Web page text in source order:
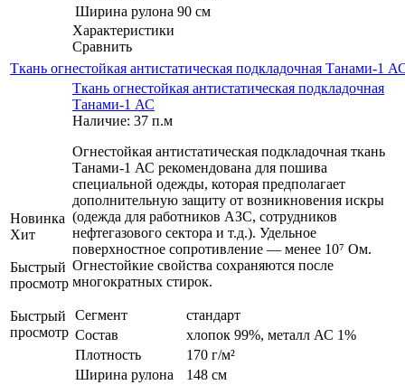
Ширина рулона 90 см
Характеристики
Сравнить
Ткань огнестойкая антистатическая подкладочная Танами-1
Новинка
Хит
Быстрый
просмотр
Быстрый
просмотр
Ткань огнестойкая антистатическая подкладочная
Танами-1 АС
Наличие: 37 п.м
Огнестойкая антистатическая подкладочная ткань
Танами-1 АС рекомендована для пошива
специальной одежды, которая предполагает
дополнительную защиту от возникновения искры
(одежда для работников АЗС, сотрудников
нефтегазового сектора и т.д.). Удельное
поверхностное сопротивление — менее 10⁷ Ом.
Огнестойкие свойства сохраняются после
многократных стирок.
Сегмент
стандарт
Состав
хлопок 99%, металл АС 1%
Плотность
170 г/м²
Ширина рулона
148 см